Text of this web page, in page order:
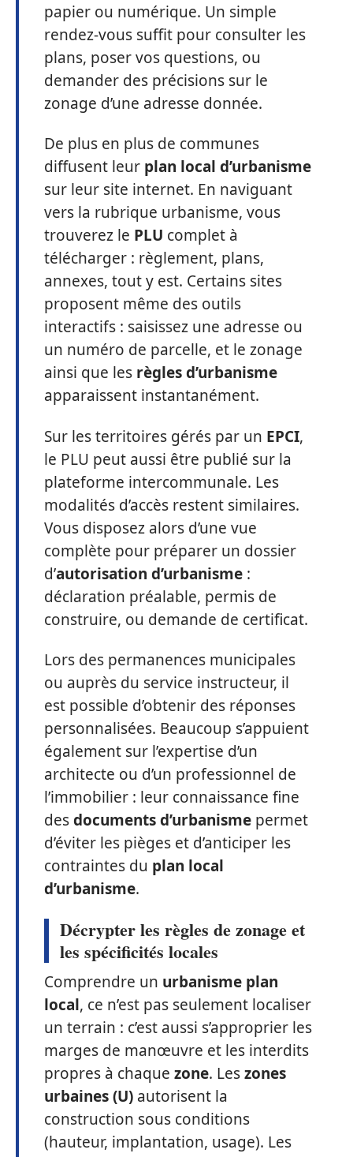
papier ou numérique. Un simple
rendez-vous suffit pour consulter les
plans, poser vos questions, ou
demander des précisions sur le
zonage d’une adresse donnée.
De plus en plus de communes
diffusent leur plan local d’urbanisme
sur leur site internet. En naviguant
vers la rubrique urbanisme, vous
trouverez le PLU complet à
télécharger : règlement, plans,
annexes, tout y est. Certains sites
proposent même des outils
interactifs : saisissez une adresse ou
un numéro de parcelle, et le zonage
ainsi que les règles d’urbanisme
apparaissent instantanément.
Sur les territoires gérés par un EPCI,
le PLU peut aussi être publié sur la
plateforme intercommunale. Les
modalités d’accès restent similaires.
Vous disposez alors d’une vue
complète pour préparer un dossier
d’autorisation d’urbanisme :
déclaration préalable, permis de
construire, ou demande de certificat.
Lors des permanences municipales
ou auprès du service instructeur, il
est possible d’obtenir des réponses
personnalisées. Beaucoup s’appuient
également sur l’expertise d’un
architecte ou d’un professionnel de
l’immobilier : leur connaissance fine
desdocuments d’urbanisme permet
d’éviter les pièges et d’anticiper les
contraintes du plan local
d’urbanisme.
Décrypter les règles de zonage et
les spécificités locales
Comprendre un urbanisme plan
local, ce n’est pas seulement localiser
un terrain : c’est aussi s’approprier les
marges de manœuvre et les interdits
propres à chaque zone. Leszones
urbaines (U) autorisent la
construction sous conditions
(hauteur, implantation, usage). Les